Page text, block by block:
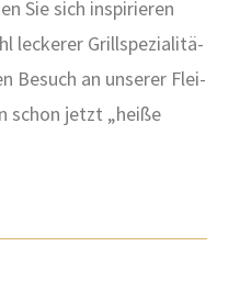
Sie sich inspi­rie­ren
lecke­rer Grill­spe­zia­li­tä­
Besuch an unse­rer Flei­
schon jetzt „hei­ße